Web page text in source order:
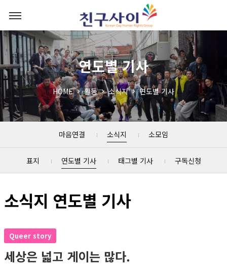
연도별 기사
HOME 활동 소식지 연도별 기사
마음연결 소식지 소모임
표지 연도별 기사 태그별 기사 구독신청
소식지 연도별 기사
Queer story
세상은 넓고 게이는 많다.